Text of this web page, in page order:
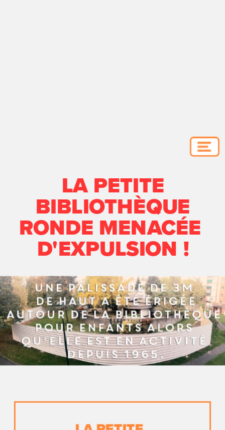
LA PETITE
BIBLIOTHÈQUE
RONDE MENACÉE
D'EXPULSION !